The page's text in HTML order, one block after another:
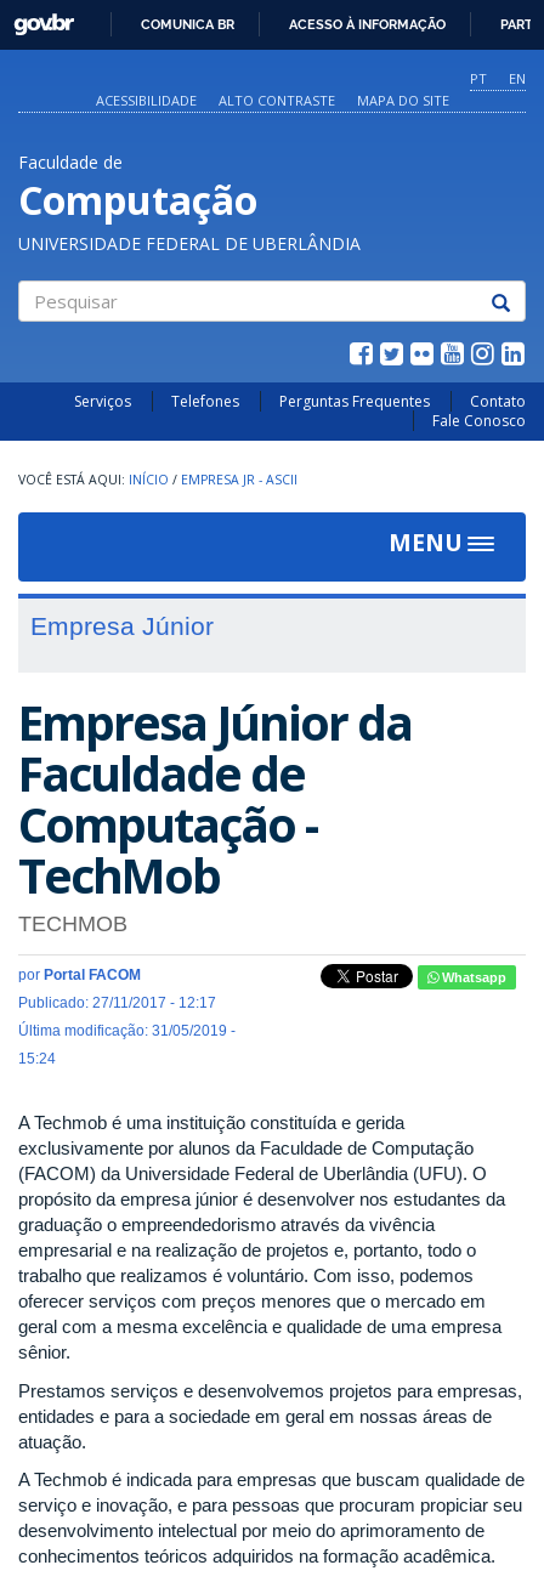
O
CONTEÚDO
GOVBR
COMUNICA BR ACESSO À INFORMAÇÃO
PT
EN
ACESSIBILIDADE
ALTO CONTRASTE MAPA DO SITE
Faculdade de
Computação
UNIVERSIDADE FEDERAL DE UBERLÂNDIA
Serviços Telefones Perguntas Frequentes
Contato
Fale Conosco
INÍCIO / EMPRESA JR - ASCII
MENU
Toggle
Empresa Júnior
Empresa Júnior da
Faculdade de
Computação -
TechMob
TECHMOB
por Portal FACOM
Publicado: 27/11/2017 - 12:17
Última modificação: 31/05/2019 -
15:24
Whatsapp
A Techmob é uma instituição constituída e gerida
exclusivamente por alunos da Faculdade de Computação
(FACOM) da Universidade Federal de Uberlândia (UFU). O
propósito da empresa júnior é desenvolver nos estudantes da
graduação o empreendedorismo através da vivência
empresarial e na realização de projetos e, portanto, todo o
trabalho que realizamos é voluntário. Com isso, podemos
oferecer serviços com preços menores que o mercado em
geral com a mesma excelência e qualidade de uma empresa
sênior.
Prestamos serviços e desenvolvemos projetos para empresas,
entidades e para a sociedade em geral em nossas áreas de
atuação.
A Techmob é indicada para empresas que buscam qualidade de
serviço e inovação, e para pessoas que procuram propiciar seu
desenvolvimento intelectual por meio do aprimoramento de
conhecimentos teóricos adquiridos na formação acadêmica.